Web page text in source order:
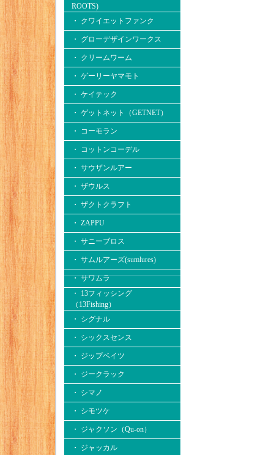
ROOTS)
・ クワイエットファンク
・ グローデザインワークス
・ クリームワーム
・ ゲーリーヤマモト
・ ケイテック
・ ゲットネット（GETNET）
・ コーモラン
・ コットンコーデル
・ サウザンルアー
・ ザウルス
・ ザクトクラフト
・ ZAPPU
・ サニーブロス
・ サムルアーズ(sumlures)
・ サワムラ
・ 13フィッシング
（13Fishing）
・ シグナル
・ シックスセンス
・ ジップベイツ
・ ジークラック
・ シマノ
・ シモツケ
・ ジャクソン（Qu-on）
・ ジャッカル